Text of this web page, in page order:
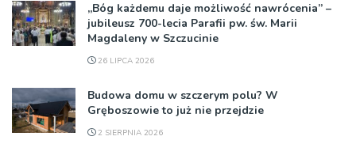
„Bóg każdemu daje możliwość nawrócenia” –
jubileusz 700-lecia Parafii pw. św. Marii
Magdaleny w Szczucinie
26 LIPCA 2026
Budowa domu w szczerym polu? W
Gręboszowie to już nie przejdzie
2 SIERPNIA 2026